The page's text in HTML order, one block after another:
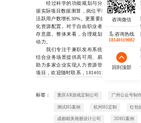
经过科学的功能规划与分阶段落地，一套
据实际项目数据测算，岗位平均发布响应时间
活跃用户数增长30%。更重要的是，系统通过
化资源配置。对于自由职业者而言，清晰的
存意愿。整体来看，合理规划的功能体系不
动力。
我们专注于兼职发布系统开发领域多年，
结合业务场景提供高可用、易扩展的技术解
助力多家企业实现人力资源管理的数字化升
项目，欢迎随时联系，18140119082
标签： 重庆AR游戏定制公司 广州公众号制
测试H5案例 杭州H5定制 红包
成都精美画册设计公司 3DH5案例
咨询热线
18140119082
回到顶部